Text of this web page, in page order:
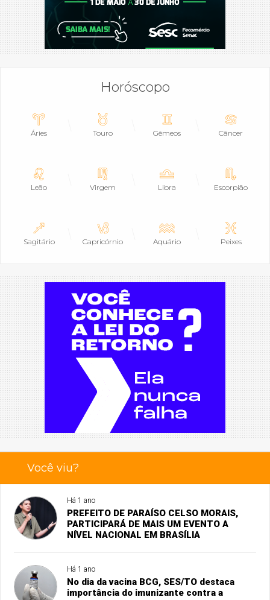
Horóscopo
Áries Touro Gêmeos Câncer
Leão Virgem Libra Escorpião
Sagitário Capricórnio Aquário Peixes
Você viu?
Há 1 ano
PREFEITO DE PARAÍSO CELSO MORAIS,
PARTICIPARÁ DE MAIS UM EVENTO A
NÍVEL NACIONAL EM BRASÍLIA
Há 1 ano
No dia da vacina BCG, SES/TO destaca
importância do imunizante contra a